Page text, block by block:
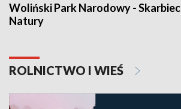
Woliński Park Narodowy - Skarbiec
Natury
ROLNICTWO I WIEŚ